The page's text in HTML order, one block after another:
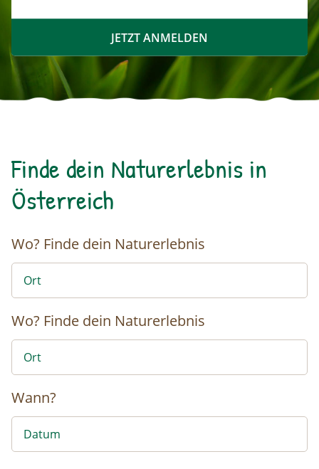
Finde dein Naturerlebnis in
Österreich
Wo? Finde dein Naturerlebnis
Wo? Finde dein Naturerlebnis
Wann?